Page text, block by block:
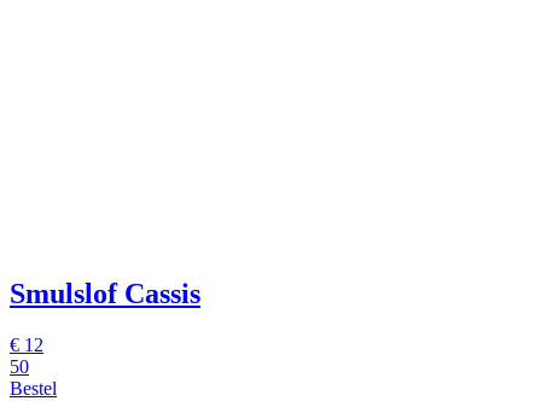
Smulslof Cassis
€ 12
50
Bestel